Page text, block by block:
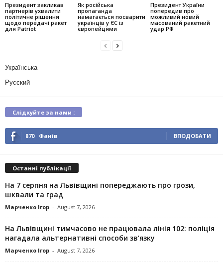
Президент закликав
партнерів ухвалити
політичне рішення
щодо передачі ракет
для Patriot
Як російська
пропаганда
намагається посварити
українців у ЄС із
європейцями
Президент України
попередив про
можливий новий
масований ракетний
удар РФ
Українська
Русский
Слідкуйте за нами :
870 Фанів ВПОДОБАТИ
Останні публікації
На 7 серпня на Львівщині попереджають про грози,
шквали та град
Марченко Ігор - August 7, 2026
На Львівщині тимчасово не працювала лінія 102: поліція
нагадала альтернативні способи зв’язку
Марченко Ігор - August 7, 2026